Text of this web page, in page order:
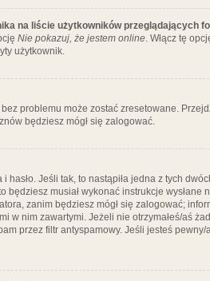
na liście użytkowników przeglądających
Nie pokazuj, że jestem online. Włącz tę
użytkownik.
problemu może zostać zresetowane.
będziesz mógł się zalogować.
Jeśli tak, to nastąpiła jedna z tych
musiał wykonać instrukcje
zanim będziesz mógł się zalogować;
w nim zawartymi. Jeżeli nie otrzymałeś/aś
przez filtr antyspamowy. Jeśli jesteś